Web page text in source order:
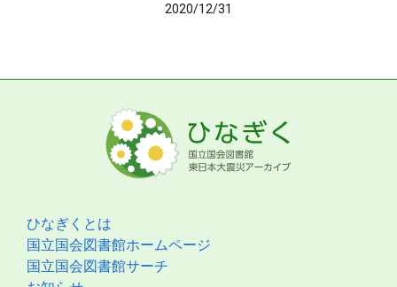
2020/12/31
ひなぎくとは
国立国会図書館ホームページ
国立国会図書館サーチ